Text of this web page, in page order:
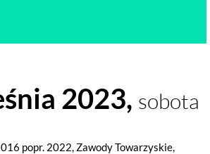
2023, sobota
popr. 2022, Zawody Towarzyskie,